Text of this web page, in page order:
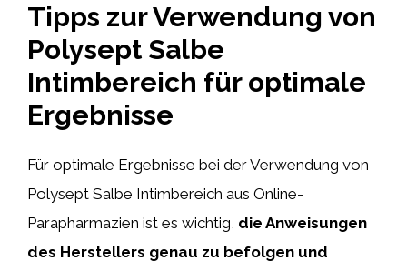
Tipps zur Verwendung von
Polysept Salbe
Intimbereich für optimale
Ergebnisse
Für optimale Ergebnisse bei der Verwendung von
Polysept Salbe Intimbereich aus Online-
Parapharmazien ist es wichtig, die Anweisungen
des Herstellers genau zu befolgen und